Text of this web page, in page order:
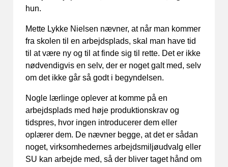
hun.
Mette Lykke Nielsen nævner, at når man kommer
fra skolen til en arbejdsplads, skal man have tid
til at være ny og til at finde sig til rette. Det er ikke
nødvendigvis en selv, der er noget galt med, selv
om det ikke går så godt i begyndelsen.
Nogle lærlinge oplever at komme på en
arbejdsplads med høje produktionskrav og
tidspres, hvor ingen introducerer dem eller
oplærer dem. De nævner begge, at det er sådan
noget, virksomhedernes arbejdsmiljøudvalg eller
SU kan arbejde med, så der bliver taget hånd om